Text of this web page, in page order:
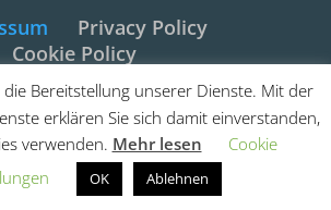
Privacy Policy
Cookie Policy
Royal der Katja Müller -
IT03015900214
Bereitstellung unserer Dienste. Mit der
erklären Sie sich damit einverstanden,
verwenden. Mehr lesen
Cookie
OK Ablehnen